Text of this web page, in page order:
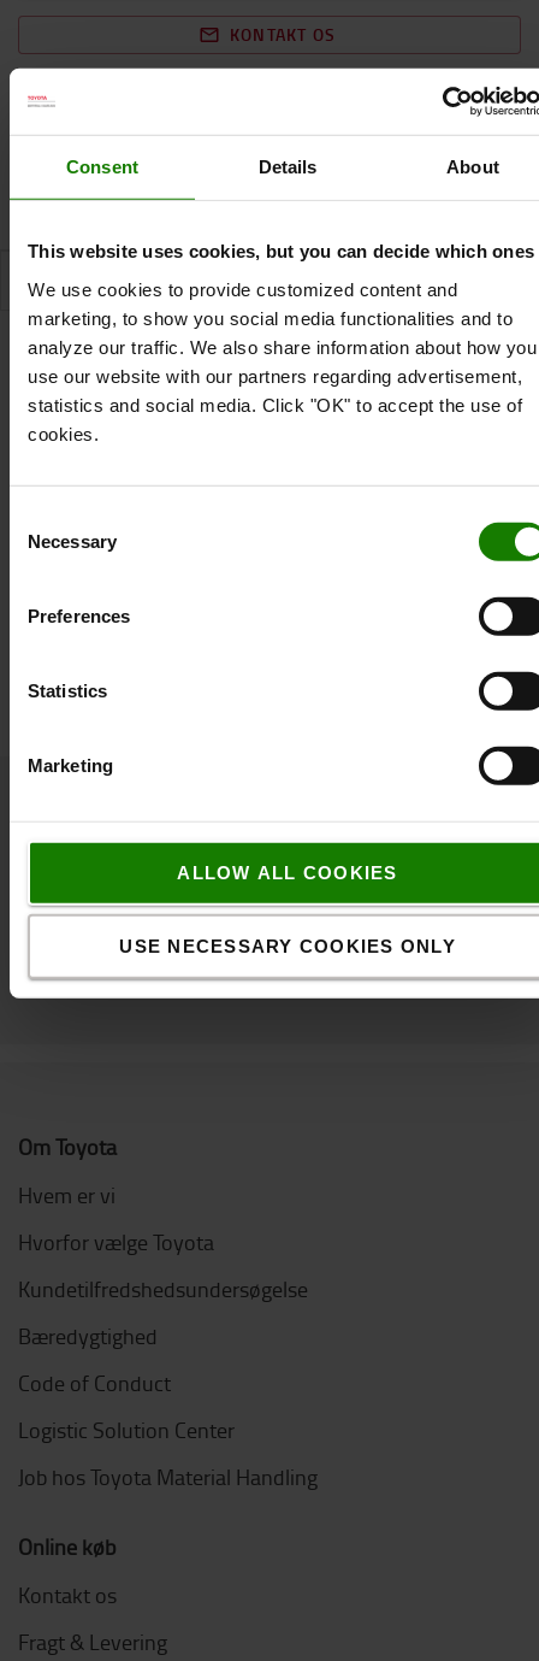
Consent Details About
This website uses cookies, but you can decide which ones
We use cookies to provide customized content and
marketing, to show you social media functionalities and to
analyze our traffic. We also share information about how you
use our website with our partners regarding advertisement,
statistics and social media. Click "OK" to accept the use of
cookies.
Selection
Necessary
Preferences
Statistics
Marketing
ALLOW ALL COOKIES
USE NECESSARY COOKIES ONLY
KONTAKT OS
Restordre - ukendt leveringstid
Reklamation
SPECIFIKATION
Specifikation
Med denne gasslange kan du forbinde din gasdrevne
robust og holdbar.
Vægt:300g
Længde
Kontakt os
Om Toyota
Hvem er vi
Hvorfor vælge Toyota
Kundetilfredshedsundersøgelse
Bæredygtighed
Code of Conduct
Logistic Solution Center
Job hos Toyota Material Handling
Online køb
Kontakt os
Fragt & Levering